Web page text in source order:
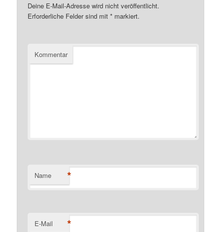
Deine E-Mail-Adresse wird nicht veröffentlicht.
Erforderliche Felder sind mit* markiert.
Kommentar
Name *
E-Mail *